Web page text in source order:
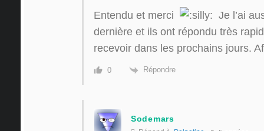
Entendu et merci
Je l’ai
dernière et ils ont répondu très
recevoir dans les prochains jours.
0 Répondre
Sodemars